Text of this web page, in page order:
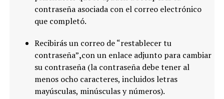
contraseña asociada con el correo electrónico
que completó.
Recibirás un correo de “restablecer tu
contraseña”,con un enlace adjunto para cambiar
su contraseña (la contraseña debe tener al
menos ocho caracteres, incluidos letras
mayúsculas, minúsculas y números).